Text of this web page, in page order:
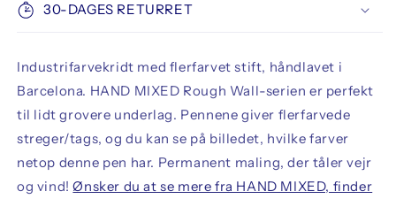
30-DAGES RETURRET
Industrifarvekridt med flerfarvet stift, håndlavet i
Barcelona. HAND MIXED Rough Wall-serien er perfekt
til lidt grovere underlag. Pennene giver flerfarvede
streger/tags, og du kan se på billedet, hvilke farver
netop denne pen har. Permanent maling, der tåler vejr
og vind!Ønsker du at se mere fra HAND MIXED, finder